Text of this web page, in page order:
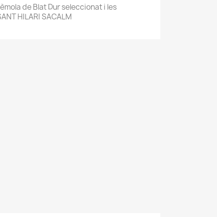
de Blat Dur seleccionat i les
HILARI SACALM